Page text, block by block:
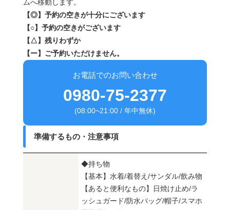
ムへ移動します。
【◎】予約の空きが十分にございます
【○】予約の空きがございます
【△】残りわずか
【ー】ご予約いただけません。
お電話でのお問い合わせ
0980-75-2377
(08:00~21:00 / 年中無休)
準備するもの・注意事項
◆持ち物
【基本】水着/着替え/サンダル/飲み物
【あると便利なもの】日焼け止め/ラ
ッシュガード/防水バッグ/帽子/スマホ